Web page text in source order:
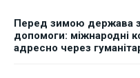
Перед зимою держава
допомоги: міжнародні
адресно через